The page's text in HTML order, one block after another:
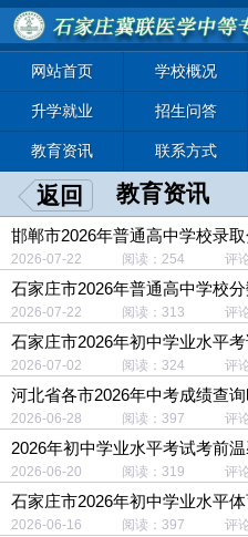
网站首页 学校概况
升学就业 招生问答
教育资讯 联系方式
返回 教育资讯
邯郸市2026年普通高中学校录
2026-07-22 阅读：254 评论
石家庄市2026年普通高中学校
2026-07-22 阅读：313 评论
石家庄市2026年初中学业水平
分数线
2026-07-02 阅读：324 评论
河北省各市2026年中考成绩查
2026-06-28 阅读：397 评论
2026年初中学业水平考试考前
2026-06-20 阅读：319 评论
石家庄市2026年初中学业水平
2026-06-16 阅读：397 评论